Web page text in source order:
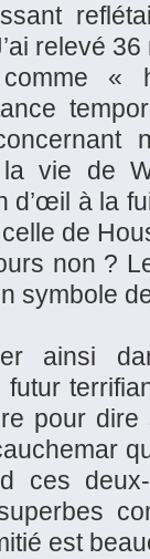
relevé
«
vie de
à la
de
non ?
symbole
ainsi
pour
ces
est